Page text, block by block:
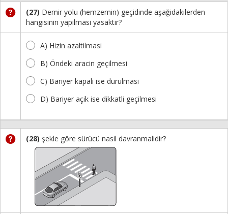
(27) Demir yolu (hemzemin) geçidinde aşağidakilerden
hangisinin yapilmasi yasaktir?
A) Hizin azaltilmasi
B) Öndeki aracin geçilmesi
C) Bariyer kapali ise durulmasi
D) Bariyer açik ise dikkatli geçilmesi
(28) şekle göre sürücü nasil davranmalidir?